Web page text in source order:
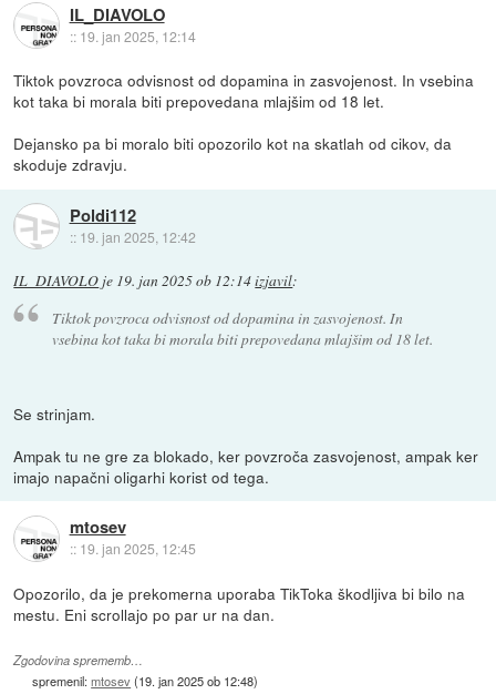
IL_DIAVOLO
:: 19. jan 2025, 12:14
Tiktok povzroca odvisnost od dopamina in zasvojenost. In vsebina
kot taka bi morala biti prepovedana mlajšim od 18 let.
Dejansko pa bi moralo biti opozorilo kot na skatlah od cikov, da
skoduje zdravju.
Poldi112
:: 19. jan 2025, 12:42
IL_DIAVOLO je 19. jan 2025 ob 12:14izjavil:
Tiktok povzroca odvisnost od dopamina in zasvojenost. In
vsebina kot taka bi morala biti prepovedana mlajšim od 18 let.
Se strinjam.
Ampak tu ne gre za blokado, ker povzroča zasvojenost, ampak ker
imajo napačni oligarhi korist od tega.
mtosev
:: 19. jan 2025, 12:45
Opozorilo, da je prekomerna uporaba TikToka škodljiva bi bilo na
mestu. Eni scrollajo po par ur na dan.
Zgodovina sprememb…
spremenil:mtosev(19. jan 2025 ob 12:48)